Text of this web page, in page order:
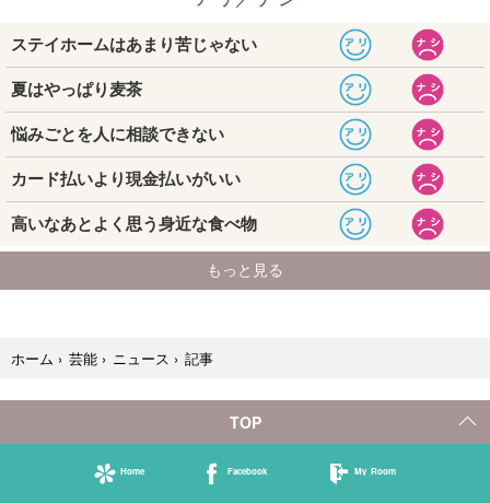
ホーム › 芸能 › ニュース › 記事
TOP
Home Facebook My Room